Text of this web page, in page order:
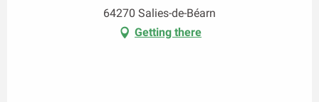
64270 Salies-de-Béarn
Getting there